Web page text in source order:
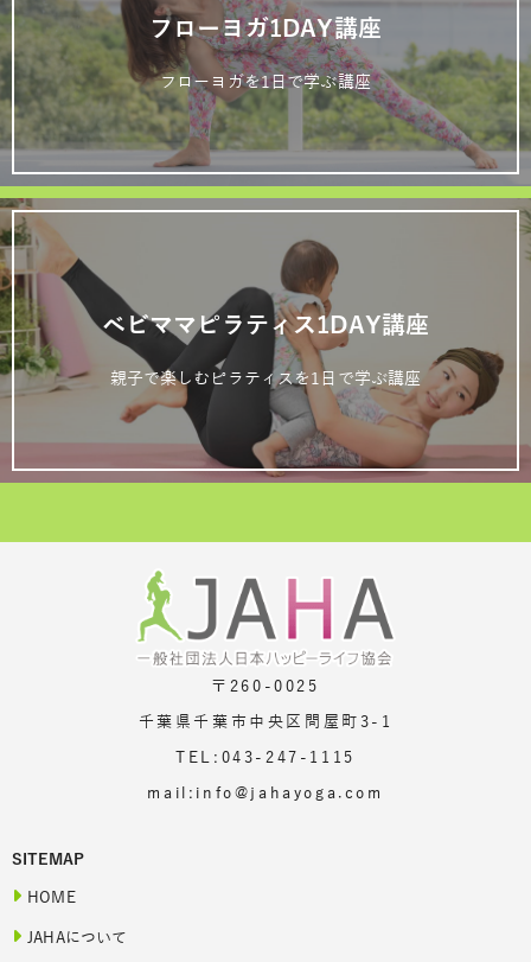
フローヨガ1DAY講座
フローヨガを1日で学ぶ講座
ベビママピラティス1DAY講座
親子で楽しむピラティスを1日で学ぶ講座
〒260-0025
千葉県千葉市中央区問屋町3-1
TEL:043-247-1115
mail:info@jahayoga.com
SITEMAP
HOME
JAHAについて